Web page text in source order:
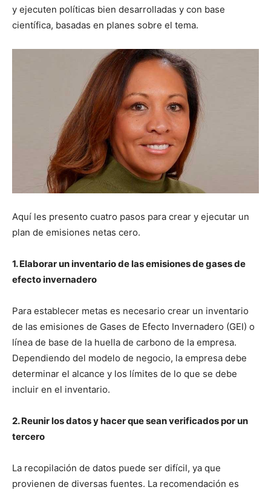
y ejecuten políticas bien desarrolladas y con base
científica, basadas en planes sobre el tema.
Aquí les presento cuatro pasos para crear y ejecutar un
plan de emisiones netas cero.
1. Elaborar un inventario de las emisiones de gases de
efecto invernadero
Para establecer metas es necesario crear un inventario
de las emisiones de Gases de Efecto Invernadero (GEI) o
línea de base de la huella de carbono de la empresa.
Dependiendo del modelo de negocio, la empresa debe
determinar el alcance y los límites de lo que se debe
incluir en el inventario.
2. Reunir los datos y hacer que sean verificados por un
tercero
La recopilación de datos puede ser difícil, ya que
provienen de diversas fuentes. La recomendación es